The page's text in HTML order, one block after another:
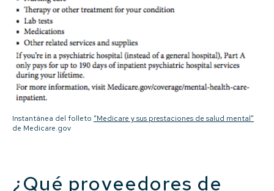
Instantánea del folleto “Medicare y sus prestaciones de salud mental”
de Medicare.gov
¿Qué proveedores de